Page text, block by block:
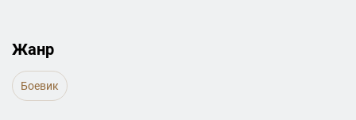
Жанр
Боевик